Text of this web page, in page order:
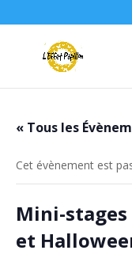
« Tous les
Cet évènement est
Mini-
et